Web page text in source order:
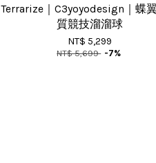
Terrarize｜C3yoyodesign｜蝶
質競技溜溜球
NT$ 5,299
NT$ 5,699 -7%